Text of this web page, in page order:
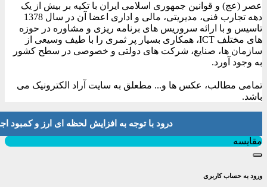
عصر (عج) و قوانین جمهوری اسلامی ایران با تکیه بر بیش از یک
دهه تجارب فنی، مدیریتی، مالی و اداری اعضا آن در سال 1378
تاسیس و با ارائه سروریس های برنامه ریزی و مشاوره در حوزه
های مختلف ICT، همکاری بسیار پر ثمری را با طیف وسیعی از
سازمان ها، صنایع، شرکت های دولتی و خصوصی در سطح کشور
به وجود آورد.
تمامی مطالب، عکس ها و... مطعلق به سایت آراد الکترونیک می
باشد.
درود با توجه به افزایش لحظه ای ارز و کمبود اجناس لطفا موجودی
مقایسه
ورود به حساب کاربری